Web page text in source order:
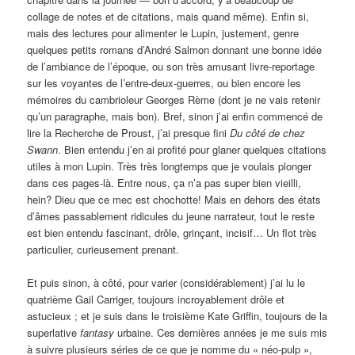
collage de notes et de citations, mais quand même). Enfin si,
mais des lectures pour alimenter le Lupin, justement, genre
quelques petits romans d’André Salmon donnant une bonne idée
de l’ambiance de l’époque, ou son très amusant livre-reportage
sur les voyantes de l’entre-deux-guerres, ou bien encore les
mémoires du cambrioleur Georges Rème (dont je ne vais retenir
qu’un paragraphe, mais bon). Bref, sinon j’ai enfin commencé de
lire la Recherche de Proust, j’ai presque finiDu côté de chez
Swann. Bien entendu j’en ai profité pour glaner quelques citations
utiles à mon Lupin. Très très longtemps que je voulais plonger
dans ces pages-là. Entre nous, ça n’a pas super bien vieilli,
hein? Dieu que ce mec est chochotte! Mais en dehors des états
d’âmes passablement ridicules du jeune narrateur, tout le reste
est bien entendu fascinant, drôle, grinçant, incisif… Un flot très
particulier, curieusement prenant.
Et puis sinon, à côté, pour varier (considérablement) j’ai lu le
quatrième Gail Carriger, toujours incroyablement drôle et
astucieux ; et je suis dans le troisième Kate Griffin, toujours de la
superlativefantasy urbaine. Ces dernières années je me suis mis
à suivre plusieurs séries de ce que je nomme du « néo-pulp »,